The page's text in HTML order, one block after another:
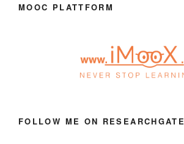
MOOC PLATTFORM
FOLLOW ME ON RESEARCHGATE